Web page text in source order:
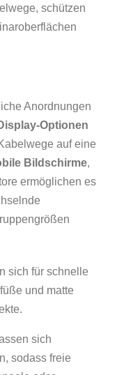
schützen
Anordnungen
Optionen
auf eine
Bildschirme,
ermöglichen es
sich für schnelle
und matte
sich
sodass freie